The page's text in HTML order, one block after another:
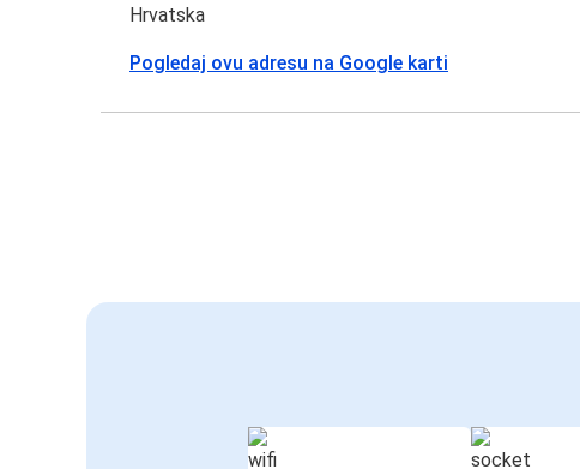
Hrvatska
Pogledaj ovu adresu na Google karti